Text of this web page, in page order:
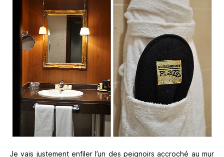
Je vais justement enfiler l’un des peignoirs accroché au mur